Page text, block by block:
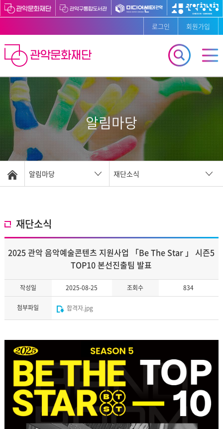
로그인 회원가입
알림마당
알림마당 재단소식
재단소식
2025 관악 음악예술콘텐츠 지원사업 「Be The Star 」 시즌5
TOP10 본선진출팀 발표
작성일 2025-08-25 조회수 834
첨부파일 합격자.jpg